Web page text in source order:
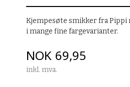
Kjempesøte smikker fra Pippi
i mange fine fargevarianter.
Pris
NOK 69,95
inkl. mva.